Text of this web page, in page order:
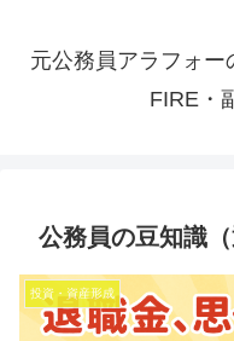
元公務員アラフォー
FIRE・
公務員の豆知識（
投資・資産形成